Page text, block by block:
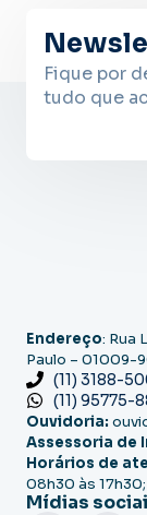
Fique por
tudo que
Endereço: Rua
Paulo – 01009-
(11) 3188-
(11) 95775-
Ouvidoria:
Assessoria de
Horários de
08h30 às
Mídias